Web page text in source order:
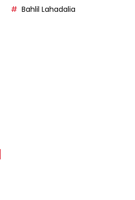
Bahlil Lahadalia